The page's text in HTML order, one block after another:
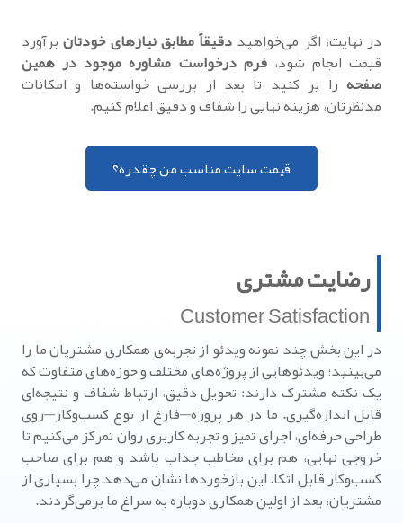
در نهایت، اگر می‌خواهیددقیقاً مطابق نیازهای خودتانبرآورد
قیمت انجام شود،فرم درخواست مشاوره موجود در همین
صفحه را پر کنید تا بعد از بررسی خواسته‌ها و امکانات
مدنظرتان، هزینه نهایی را شفاف و دقیق اعلام کنیم.
قیمت سایت مناسب من چقدره؟
رضایت مشتری
Customer Satisfaction
در این بخش چند نمونه ویدئو از تجربه‌ی همکاری مشتریان ما را
می‌بینید؛ ویدئوهایی از پروژه‌های مختلف و حوزه‌های متفاوت که
یک نکته مشترک دارند: تحویل دقیق، ارتباط شفاف و نتیجه‌ای
قابل اندازه‌گیری. ما در هر پروژه—فارغ از نوع کسب‌وکار—روی
طراحی حرفه‌ای، اجرای تمیز و تجربه کاربری روان تمرکز می‌کنیم تا
خروجی نهایی، هم برای مخاطب جذاب باشد و هم برای صاحب
کسب‌وکار قابل اتکا. این بازخوردها نشان می‌دهد چرا بسیاری از
مشتریان، بعد از اولین همکاری دوباره به سراغ ما برمی‌گردند.